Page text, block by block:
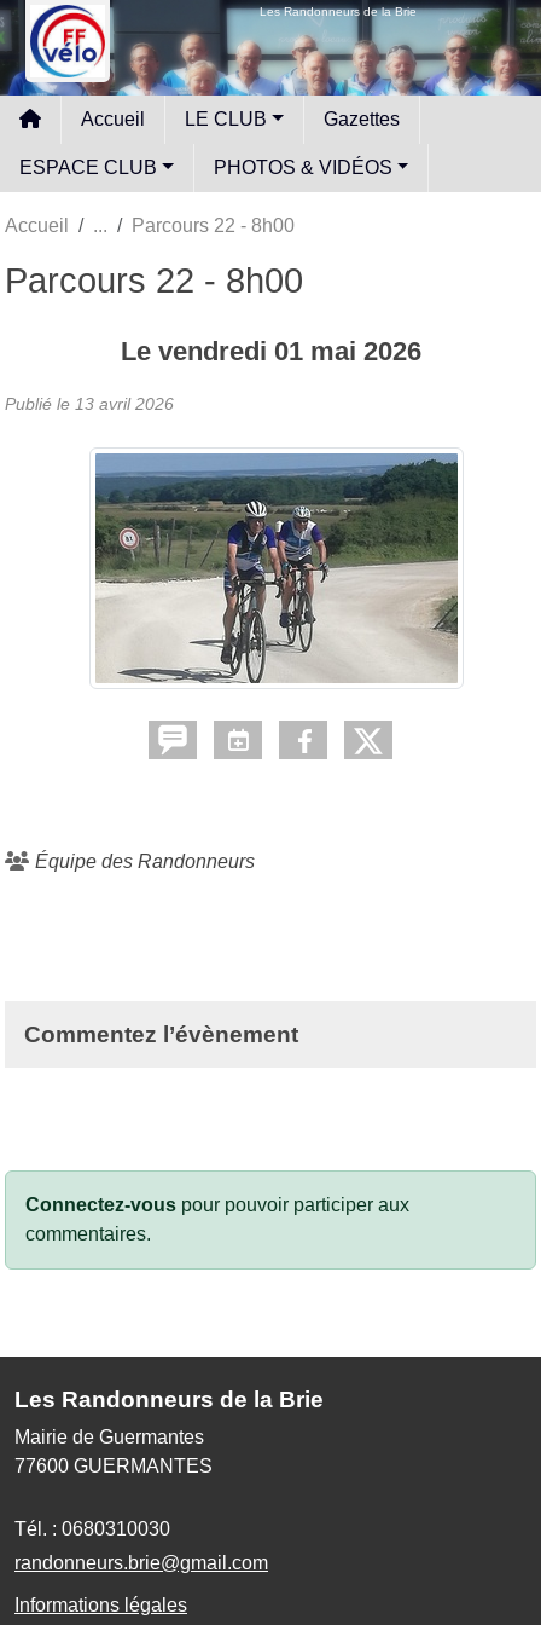
Les Randonneurs de la Brie
Accueil LE CLUB Gazettes
ESPACE CLUB PHOTOS & VIDÉOS
Accueil Parcours 22 - 8h00
Parcours 22 - 8h00
Le vendredi 01 mai 2026
Publié le 13 avril 2026
Équipe des Randonneurs
Commentez l’évènement
Connectez-vous pour pouvoir participer aux
commentaires.
Les Randonneurs de la Brie
Mairie de Guermantes
77600 GUERMANTES
Tél. : 0680310030
randonneurs.brie@gmail.com
Informations légales
Panneau de gestion des cookies